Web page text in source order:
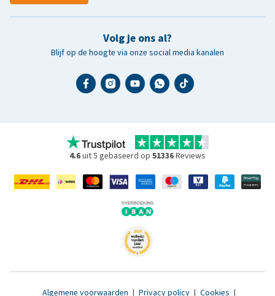
Volg je ons al?
Blijf op de hoogte via onze social media kanalen
4.6uit 5 gebaseerd op 51336Reviews
Algemene voorwaarden | Privacy policy | Cookies |